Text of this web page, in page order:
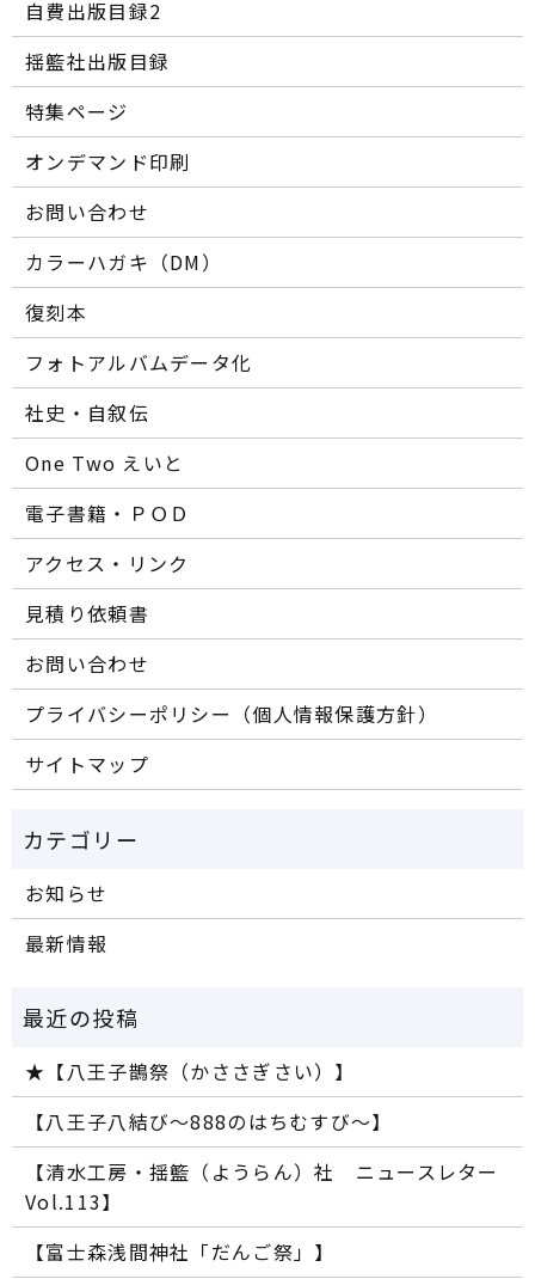
自費出版目録2
揺籃社出版目録
特集ページ
オンデマンド印刷
お問い合わせ
カラーハガキ（DM）
復刻本
フォトアルバムデータ化
社史・自叙伝
One Two えいと
電子書籍・ＰＯＤ
アクセス・リンク
見積り依頼書
お問い合わせ
プライバシーポリシー（個人情報保護方針）
サイトマップ
お知らせ
最新情報
★【八王子鵲祭（かささぎさい）】
【八王子八結び～888のはちむすび～】
【清水工房・揺籃（ようらん）社 ニュースレター
Vol.113】
【富士森浅間神社「だんご祭」】